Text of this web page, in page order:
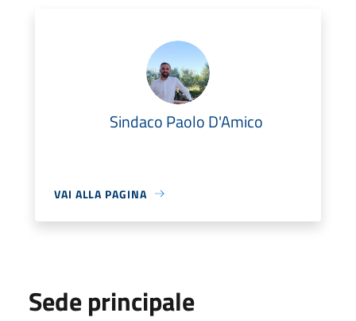
Sindaco Paolo D'Amico
VAI ALLA PAGINA
Sede principale